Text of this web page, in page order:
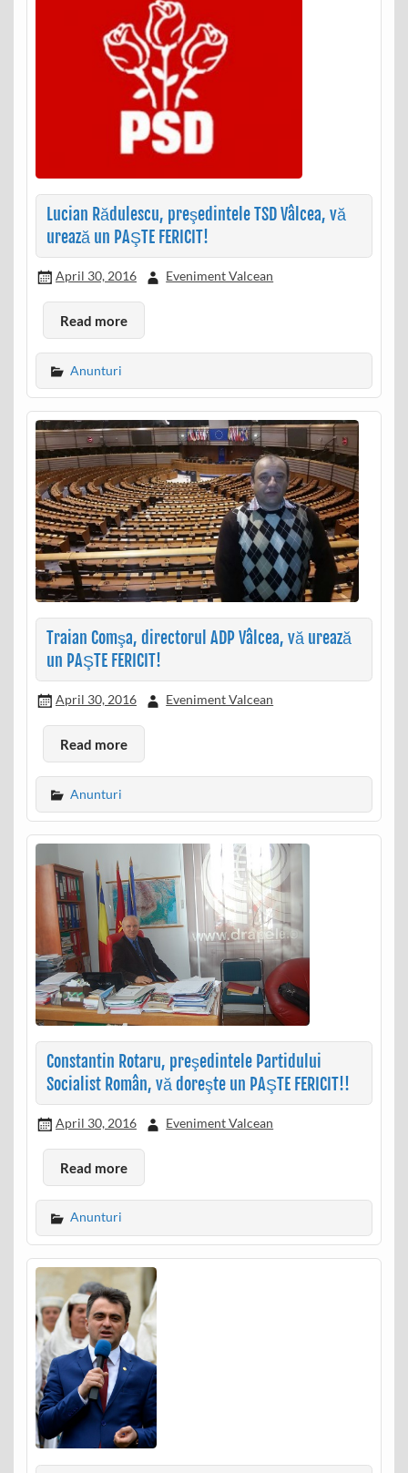
Lucian Rădulescu, preşedintele TSD Vâlcea, vă
urează un PAŞTE FERICIT!
April 30, 2016 Eveniment Valcean
Read more
Anunturi
Traian Comşa, directorul ADP Vâlcea, vă urează
un PAŞTE FERICIT!
April 30, 2016 Eveniment Valcean
Read more
Anunturi
Constantin Rotaru, preşedintele Partidului
Socialist Român, vă doreşte un PAŞTE FERICIT!!
April 30, 2016 Eveniment Valcean
Read more
Anunturi